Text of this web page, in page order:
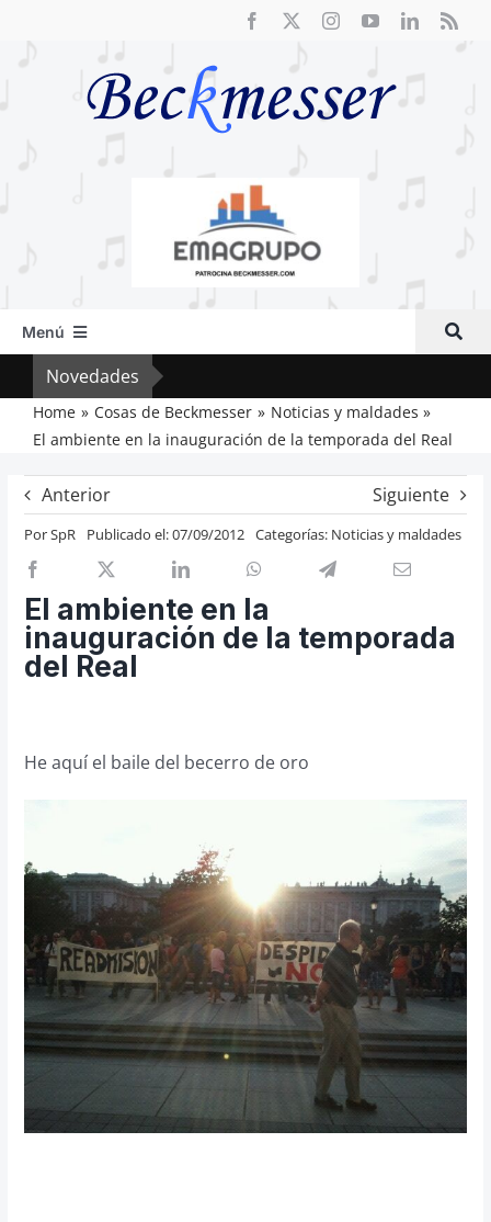
Menú
Inicio
Actual
Artículos
Crítica
Previos de ópera
Cosas de Beckmesser
Nosotros y privacidad
Novedades
Home Cosas de Beckmesser
Noticias y maldades
El ambiente en la inauguración de la temporada del Real
Anterior Siguiente
PorSpR Publicado el: 07/09/2012 Categorías: Noticias y maldades
El ambiente en la
inauguración de la temporada
del Real
He aquí el baile del becerro de oro